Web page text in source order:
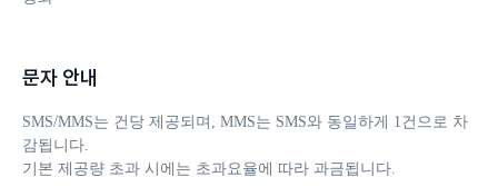
문자 안내
SMS/MMS는 건당 제공되며, MMS는 SMS와 동일하게 1건으로 차
감됩니다.
기본 제공량 초과 시에는 초과요율에 따라 과금됩니다.